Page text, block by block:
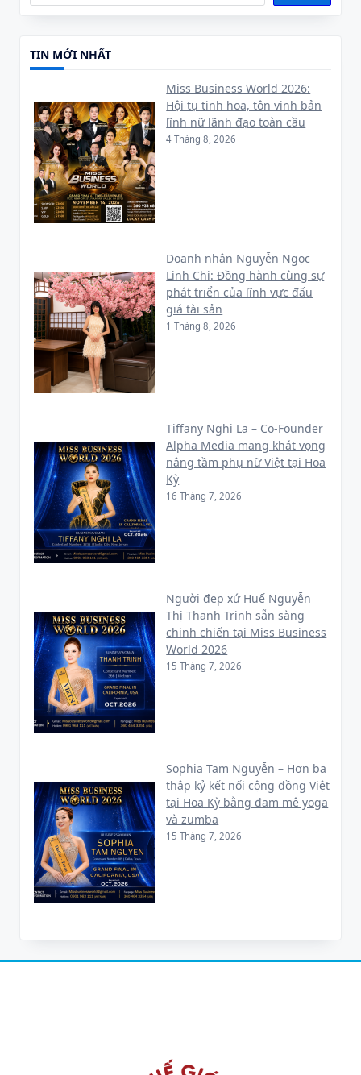
TIN MỚI NHẤT
Miss Business World 2026:
Hội tụ tinh hoa, tôn vinh bản
lĩnh nữ lãnh đạo toàn cầu
4 Tháng 8, 2026
Doanh nhân Nguyễn Ngọc
Linh Chi: Đồng hành cùng sự
phát triển của lĩnh vực đấu
giá tài sản
1 Tháng 8, 2026
Tiffany Nghi La – Co-Founder
Alpha Media mang khát vọng
nâng tầm phụ nữ Việt tại Hoa
Kỳ
16 Tháng 7, 2026
Người đẹp xứ Huế Nguyễn
Thị Thanh Trinh sẵn sàng
chinh chiến tại Miss Business
World 2026
15 Tháng 7, 2026
Sophia Tam Nguyễn – Hơn ba
thập kỷ kết nối cộng đồng Việt
tại Hoa Kỳ bằng đam mê yoga
và zumba
15 Tháng 7, 2026